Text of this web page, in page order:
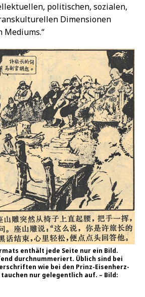
politischen, sozialen,
Dimensionen
Mediums.“
enthält jede Seite nur ein Bild.
durchnummeriert. Üblich sind bei
wie bei den Prinz-Eisenherz-
tauchen nur gelegentlich auf. – Bild: